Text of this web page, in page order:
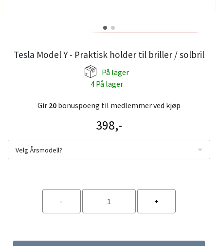
Tesla Model Y - Praktisk holder til briller / solbril
På lager
4 På lager
Gir 20 bonuspoeng til medlemmer ved kjøp
398,-
Velg Årsmodell?